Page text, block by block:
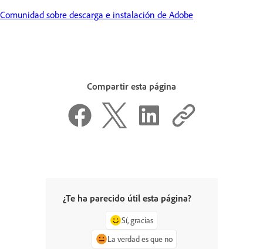
Comunidad sobre descarga e instalación de Adobe
Compartir esta página
¿Te ha parecido útil esta página?
Sí, gracias
La verdad es que no